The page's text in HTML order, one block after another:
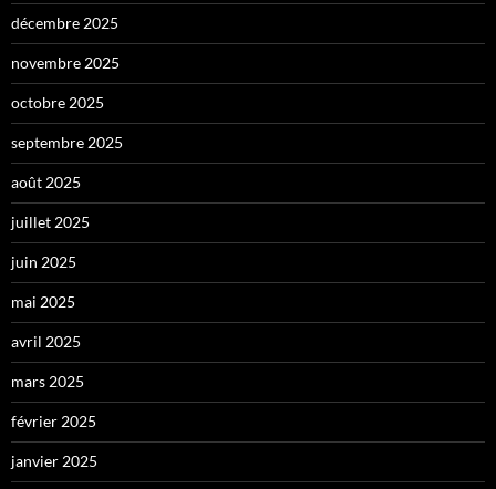
décembre 2025
novembre 2025
octobre 2025
septembre 2025
août 2025
juillet 2025
juin 2025
mai 2025
avril 2025
mars 2025
février 2025
janvier 2025